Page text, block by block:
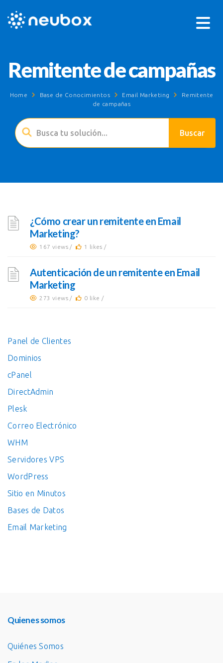
Remitente de campañas
Home Base de Conocimientos Email Marketing
Remitente
de campañas
¿Cómo crear un remitente en Email
Marketing?
167 views / 1 likes /
Autenticación de un remitente en Email
Marketing
273 views / 0 like /
Panel de Clientes
Dominios
cPanel
DirectAdmin
Plesk
Correo Electrónico
WHM
Servidores VPS
WordPress
Sitio en Minutos
Bases de Datos
Email Marketing
Quienes somos
Quiénes Somos